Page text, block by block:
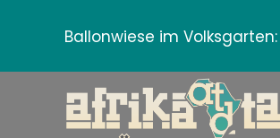
Ballonwiese im Volksgarten: